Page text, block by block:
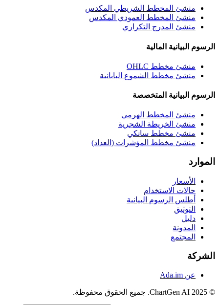
منشئ المخطط الشريطي المكدس
منشئ المخطط العمودي المكدس
منشئ المدرج التكراري
الرسوم البيانية المالية
منشئ مخطط OHLC
منشئ مخطط الشموع اليابانية
الرسوم البيانية المتخصصة
منشئ المخطط الهرمي
منشئ الخريطة الشجرية
منشئ مخطط سانكي
منشئ مخطط المؤشرات (العداد)
الموارد
الأسعار
حالات الاستخدام
أطلس الرسوم البيانية
التوثيق
دليل
المدونة
المجتمع
الشركة
عن Ada.im
© 2025 ChartGen AI. جميع الحقوق محفوظة.